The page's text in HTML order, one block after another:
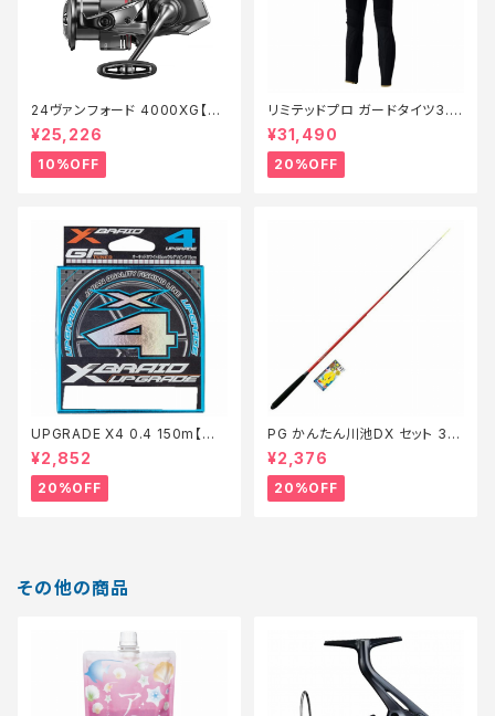
24ヴァンフォード 4000XG【継
続セール_リール】【10】
¥25,226
10%OFF
リミテッドプロ ガードタイツ3.0
FI−540X 黒 LB【特価装備】【2
0】
¥31,490
20%OFF
UPGRADE X4 0.4 150m【特
価仕掛】【20】
¥2,852
20%OFF
PG かんたん川池DX セット 36
0【特価セット】【20】
¥2,376
20%OFF
その他の商品